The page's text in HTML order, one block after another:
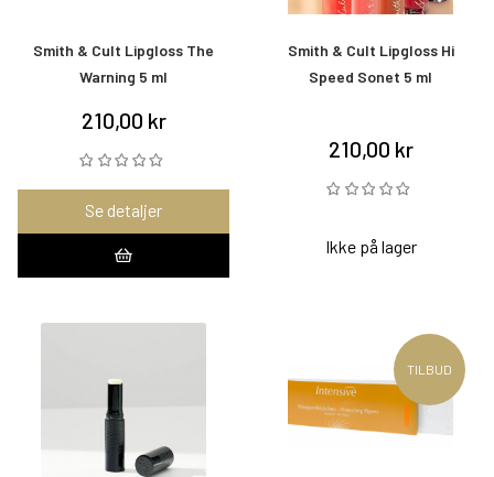
Smith & Cult Lipgloss The
Warning 5 ml
210,00 kr
Se detaljer
Smith & Cult Lipgloss Hi
Speed Sonet 5 ml
210,00 kr
Ikke på lager
TILBUD